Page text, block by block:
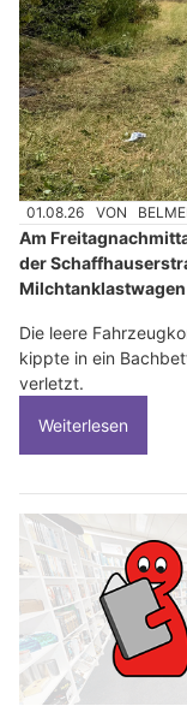
01.08.26 VON
Am
der
Die leere
kippte in ein
verletzt.
Weiterlesen